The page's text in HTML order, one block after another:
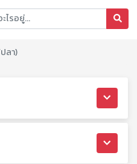
ลา)